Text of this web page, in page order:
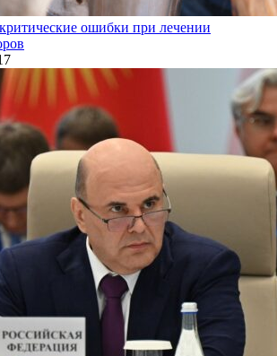
ошибки при лечении